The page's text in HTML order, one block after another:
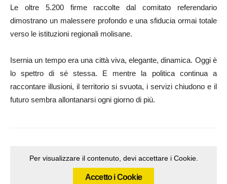
Le oltre 5.200 firme raccolte dal comitato referendario
dimostrano un malessere profondo e una sfiducia ormai totale
verso le istituzioni regionali molisane.
Isernia un tempo era una città viva, elegante, dinamica. Oggi è
lo spettro di sé stessa. E mentre la politica continua a
raccontare illusioni, il territorio si svuota, i servizi chiudono e il
futuro sembra allontanarsi ogni giorno di più.
Per visualizzare il contenuto, devi accettare i Cookie.
Accetto i Cookie